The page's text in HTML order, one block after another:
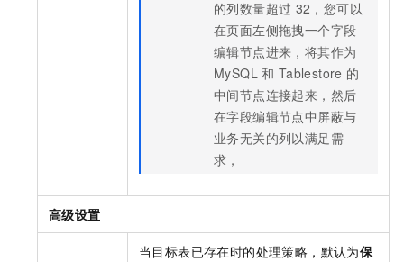
的列数量超过 32，您可以
在页面左侧拖拽一个字段
编辑节点进来，将其作为
MySQL 和 Tablestore 的
中间节点连接起来，然后
在字段编辑节点中屏蔽与
业务无关的列以满足需
求，
高级设置
当目标表已存在时的处理策略，默认为保